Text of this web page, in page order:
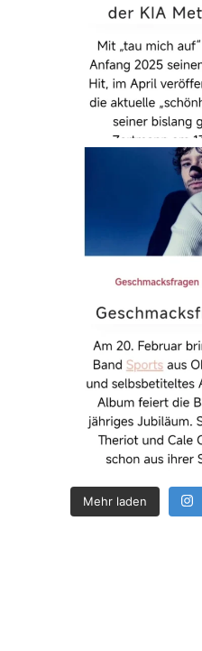
Mehr laden